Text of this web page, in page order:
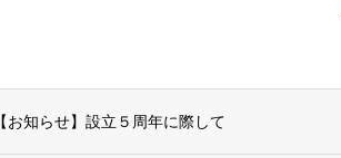
【お知らせ】設立５周年に際して